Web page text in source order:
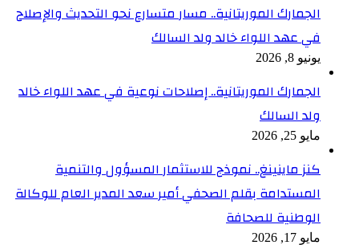
الجمارك الموريتانية.. مسار متسارع نحو التحديث والإصلاح
في عهد اللواء خالد ولد السالك
يونيو 8, 2026
الجمارك الموريتانية.. إصلاحات نوعية في عهد اللواء خالد
ولد السالك
مايو 25, 2026
كنز ماينينغ.. نموذج للاستثمار المسؤول والتنمية
المستدامة بقلم الصحفي أمير سعد المدير العام للوكالة
الوطنية للصحافة
مايو 17, 2026